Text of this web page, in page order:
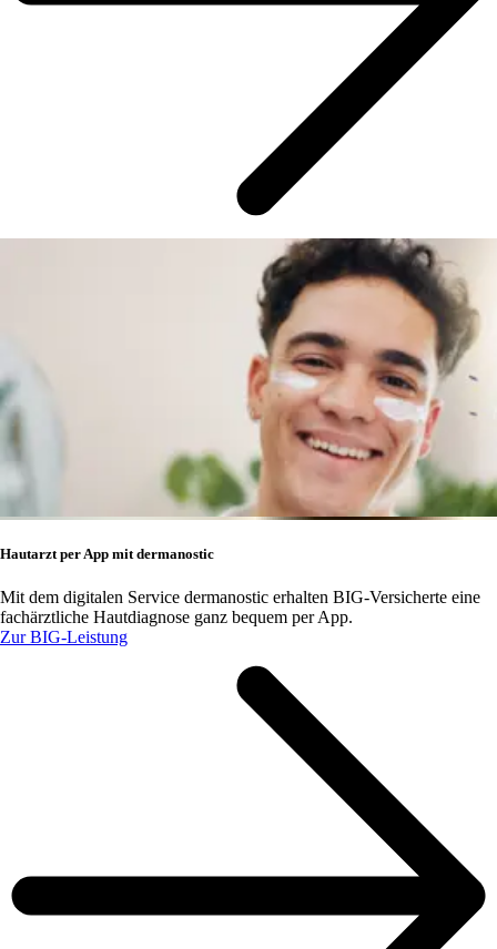
Hautarzt per App mit dermanostic
Mit dem digitalen Service dermanostic erhalten BIG-Versicherte eine
fachärztliche Hautdiagnose ganz bequem per App.
Zur BIG-Leistung